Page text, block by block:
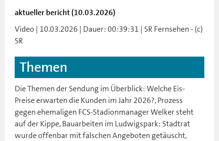
aktueller bericht (10.03.2026)
Video | 10.03.2026 | Dauer: 00:39:31 | SR Fernsehen - (c)
SR
Themen
Die Themen der Sendung im Überblick: Welche Eis-
Preise erwarten die Kunden im Jahr 2026?, Prozess
gegen ehemaligen FCS-Stadionmanager Welker steht
auf der Kippe, Bauarbeiten im Ludwigspark: Stadtrat
wurde offenbar mit falschen Angeboten getäuscht,